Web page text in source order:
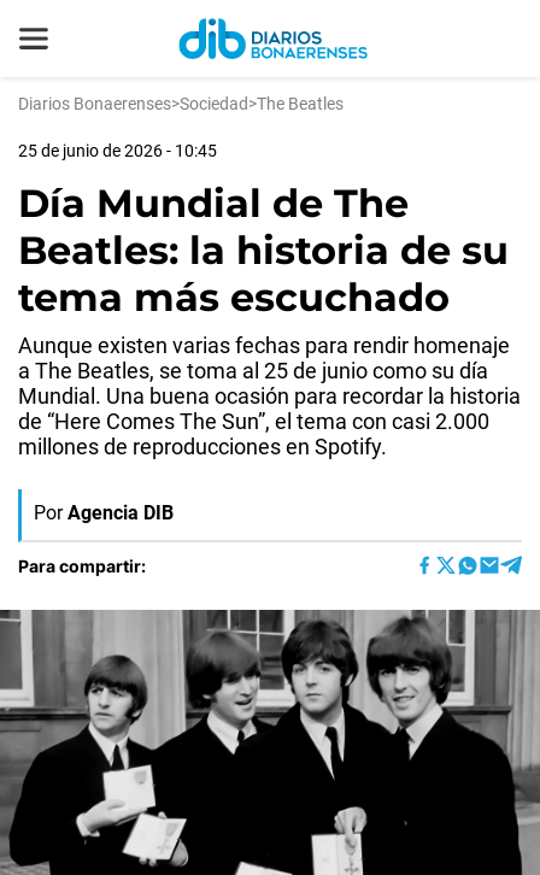
Diarios Bonaerenses>Sociedad>The Beatles
25 de junio de 2026 - 10:45
Día Mundial de The
Beatles: la historia de su
tema más escuchado
Aunque existen varias fechas para rendir homenaje
a The Beatles, se toma al 25 de junio como su día
Mundial. Una buena ocasión para recordar la historia
de “Here Comes The Sun”, el tema con casi 2.000
millones de reproducciones en Spotify.
Por Agencia DIB
Para compartir: